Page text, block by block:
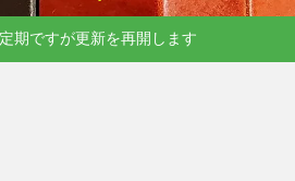
期ですが更新を再開します